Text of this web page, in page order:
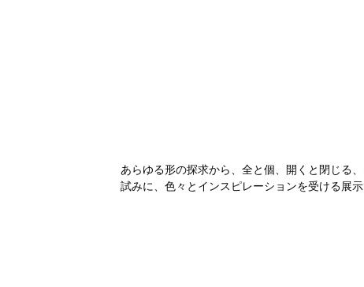
あらゆる形の探求から、全と個、開くと閉じる
試みに、色々とインスピレーションを受ける展示